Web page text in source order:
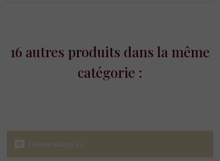
16 autres produits dans la même
catégorie :
chat Commentaires (0)